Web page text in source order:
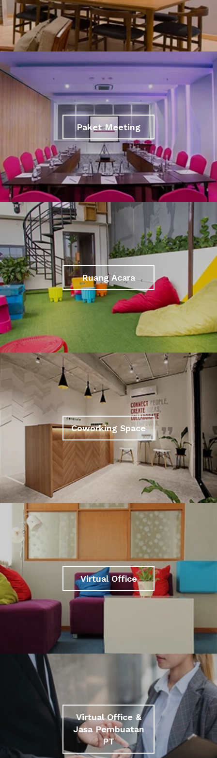
Paket Meeting
Ruang Acara
Coworking Space
Virtual Office
Virtual Office &
Jasa Pembuatan
PT